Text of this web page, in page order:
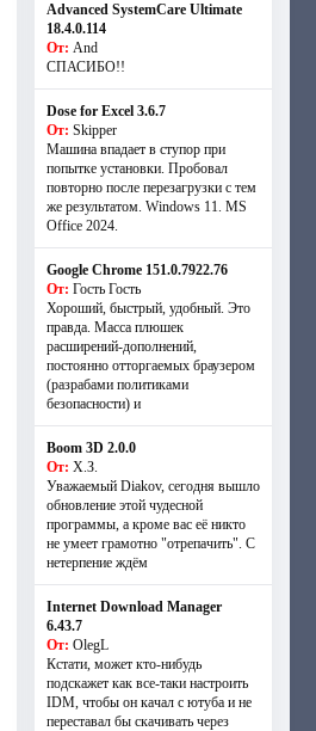
Advanced SystemCare Ultimate
18.4.0.114
От: And
СПАСИБО!!
Dose for Excel 3.6.7
От: Skipper
Машина впадает в ступор при
попытке установки. Пробовал
повторно после перезагрузки с тем
же результатом. Windows 11. MS
Offiсe 2024.
Google Chrome 151.0.7922.76
От: Гость Гость
Хороший, быстрый, удобный. Это
правда. Масса плюшек
расширений-дополнений,
постоянно отторгаемых браузером
(разрабами политиками
безопасности) и
Boom 3D 2.0.0
От: Х.З.
Уважаемый Diakov, сегодня вышло
обновление этой чудесной
программы, а кроме вас её никто
не умеет грамотно "отрепачить". С
нетерпение ждём
Internet Download Manager
6.43.7
От: OlegL
Кстати, может кто-нибудь
подскажет как все-таки настроить
IDM, чтобы он качал с ютуба и не
переставал бы скачивать через